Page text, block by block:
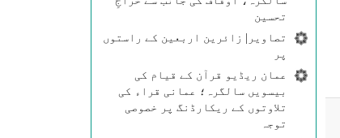
تحسین
تصاویر| زائرین اربعین کے راستوں
پر
عمان ریڈیو قرآن کے قیام کی
بیسویں سالگرہ؛ عمانی قراء کی
تلاوتوں کے ریکارڈنگ پر خصوصی
توجہ